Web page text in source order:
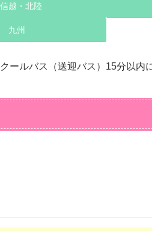
越・北陸
九州
ルバス（送迎バス）15分以内